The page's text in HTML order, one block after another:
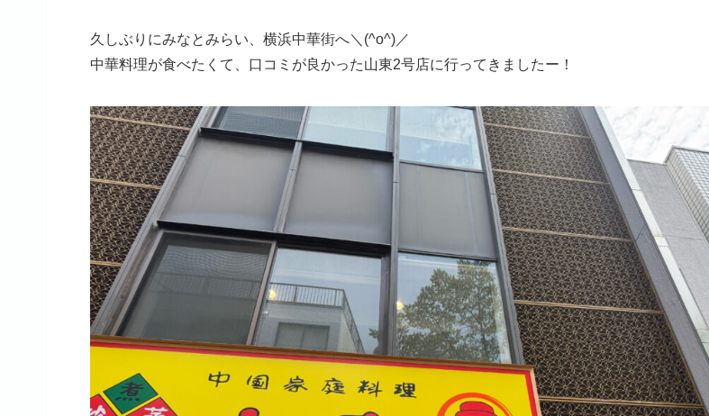
久しぶりにみなとみらい、横浜中華街へ＼(^o^)／
中華料理が食べたくて、口コミが良かった山東2号店に行ってきましたー！